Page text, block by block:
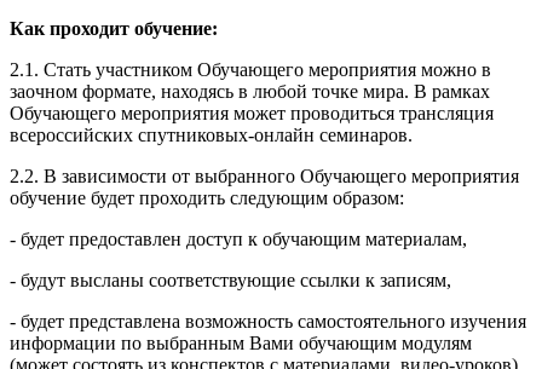
Как проходит обучение:
2.1. Стать участником Обучающего мероприятия можно в
заочном формате, находясь в любой точке мира. В рамках
Обучающего мероприятия может проводиться трансляция
всероссийских спутниковых-онлайн семинаров.
2.2. В зависимости от выбранного Обучающего мероприятия
обучение будет проходить следующим образом:
- будет предоставлен доступ к обучающим материалам,
- будут высланы соответствующие ссылки к записям,
- будет представлена возможность самостоятельного изучения
информации по выбранным Вами обучающим модулям
(может состоять из конспектов с материалами, видео-уроков),